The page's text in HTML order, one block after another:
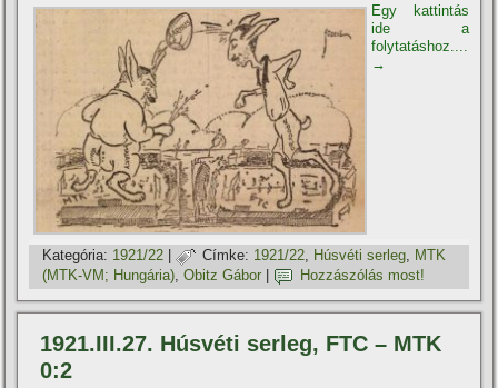
Egy kattintás
ide a
folytatáshoz....
→
Kategória: 1921/22 | Címke: 1921/22, Húsvéti serleg, MTK
(MTK-VM; Hungária),Obitz Gábor Hozzászólás most!
1921.III.27. Húsvéti serleg, FTC – MTK
0:2